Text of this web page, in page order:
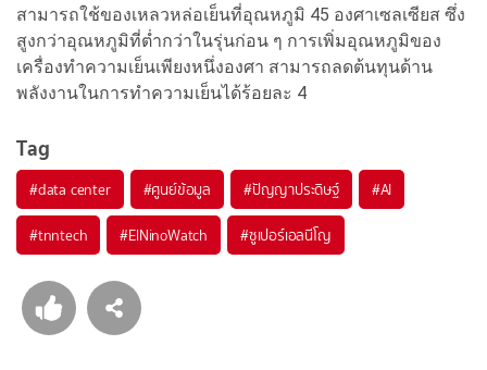
สามารถใช้ของเหลวหล่อเย็นที่อุณหภูมิ 45 องศาเซลเซียส ซึ่ง
สูงกว่าอุณหภูมิที่ต่ำกว่าในรุ่นก่อน ๆ การเพิ่มอุณหภูมิของ
เครื่องทำความเย็นเพียงหนึ่งองศา สามารถลดต้นทุนด้าน
พลังงานในการทำความเย็นได้ร้อยละ 4
Tag
#data center #ศูนย์ข้อมูล #ปัญญาประดิษฐ์ #AI
#tnntech #ElNinoWatch #ซูเปอร์เอลนีโญ